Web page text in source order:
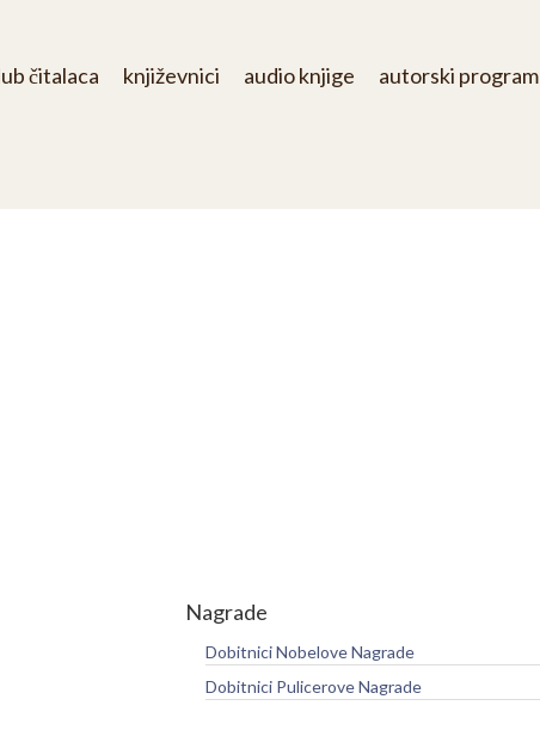
čitalaca književnici audio knjige autorski program
Nagrade
Dobitnici Nobelove Nagrade
Dobitnici Pulicerove Nagrade